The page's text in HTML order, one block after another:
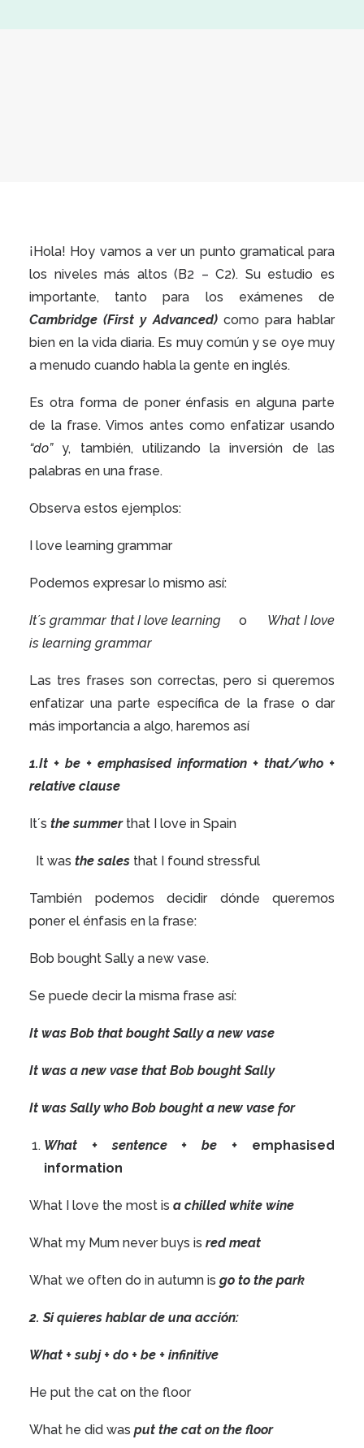
¡Hola! Hoy vamos a ver un punto gramatical para
los niveles más altos (B2 – C2). Su estudio es
importante, tanto para los exámenes de
Cambridge (First y Advanced) como para hablar
bien en la vida diaria. Es muy común y se oye muy
a menudo cuando habla la gente en inglés.
Es otra forma de poner énfasis en alguna parte
de la frase. Vimos antes como enfatizar usando
“do”y, también, utilizando la inversión de las
palabras en una frase.
Observa estos ejemplos:
I love learning grammar
Podemos expresar lo mismo así:
It´s grammar that I love learning o
What I love
is learning grammar
Las tres frases son correctas, pero si queremos
enfatizar una parte específica de la frase o dar
más importancia a algo, haremos así
1.It + be + emphasised information + that/who +
relative clause
It´s the summerthat I love in Spain
It was the sales that I found stressful
También podemos decidir dónde queremos
poner el énfasis en la frase:
Bob bought Sally a new vase.
Se puede decir la misma frase así:
It was Bob that bought Sally a new vase
It was a new vase that Bob bought Sally
It was Sally who Bob bought a new vase for
What + sentence + be + emphasised
information
What I love the most is a chilled white wine
What my Mum never buys is red meat
What we often do in autumn is go to the park
2. Si quieres hablar de una acción:
What + subj + do + be + infinitive
He put the cat on the floor
What he did was put the cat on the floor